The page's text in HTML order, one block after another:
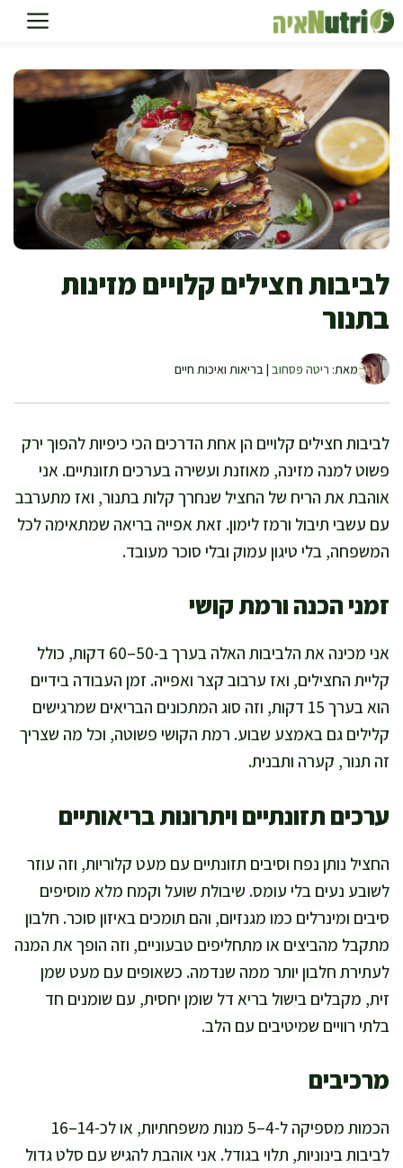
לדלג
לתוכן
לביבות חצילים קלויים מזינות
בתנור
מאת: ריטה פסחוב | בריאות ואיכות חיים
לביבות חצילים קלויים הן אחת הדרכים הכי כיפיות להפוך ירק
פשוט למנה מזינה, מאוזנת ועשירה בערכים תזונתיים. אני
אוהבת את הריח של החציל שנחרך קלות בתנור, ואז מתערבב
עם עשבי תיבול ורמז לימון. זאת אפייה בריאה שמתאימה לכל
המשפחה, בלי טיגון עמוק ובלי סוכר מעובד.
זמני הכנה ורמת קושי
אני מכינה את הלביבות האלה בערך ב-50–60 דקות, כולל
קליית החצילים, ואז ערבוב קצר ואפייה. זמן העבודה בידיים
הוא בערך 15 דקות, וזה סוג המתכונים הבריאים שמרגישים
קלילים גם באמצע שבוע. רמת הקושי פשוטה, וכל מה שצריך
זה תנור, קערה ותבנית.
ערכים תזונתיים ויתרונות בריאותיים
החציל נותן נפח וסיבים תזונתיים עם מעט קלוריות, וזה עוזר
לשובע נעים בלי עומס. שיבולת שועל וקמח מלא מוסיפים
סיבים ומינרלים כמו מגנזיום, והם תומכים באיזון סוכר. חלבון
מתקבל מהביצים או מתחליפים טבעוניים, וזה הופך את המנה
לעתירת חלבון יותר ממה שנדמה. כשאופים עם מעט שמן
זית, מקבלים בישול בריא דל שומן יחסית, עם שומנים חד
בלתי רוויים שמיטיבים עם הלב.
מרכיבים
הכמות מספיקה ל-4–5 מנות משפחתיות, או לכ-14–16
לביבות בינוניות, תלוי בגודל. אני אוהבת להגיש עם סלט גדול